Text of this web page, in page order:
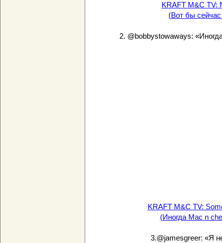
KRAFT M&C TV:
(Вот бы
2. @bobbystowaways:
KRAFT M&C TV:
(Иногда Mac n
3.@jamesgreer: «Я